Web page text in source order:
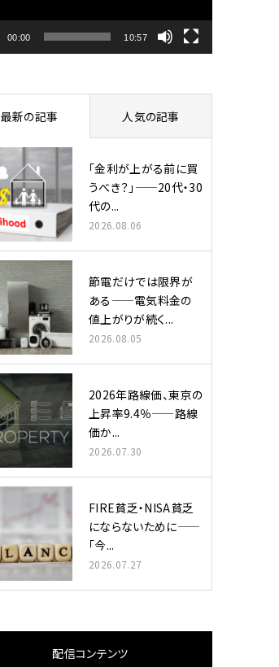
00:00 10:57
最新の記事 人気の記事
「金利が上がる前に買
うべき？」——20代・30
代の...
2026.08.06
節電だけでは限界が
ある——電気料金の
値上がりが続く...
2026.08.05
2026年路線価、東京の
上昇率9.4％——路線
価か...
2026.07.30
FIRE貧乏・NISA貧乏
にならないために——
「今...
2026.07.27
配信コンテンツ